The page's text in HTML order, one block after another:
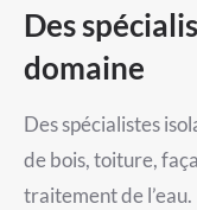
Des
domaine
Des spécialistes
de bois, toiture,
traitement de l’eau.